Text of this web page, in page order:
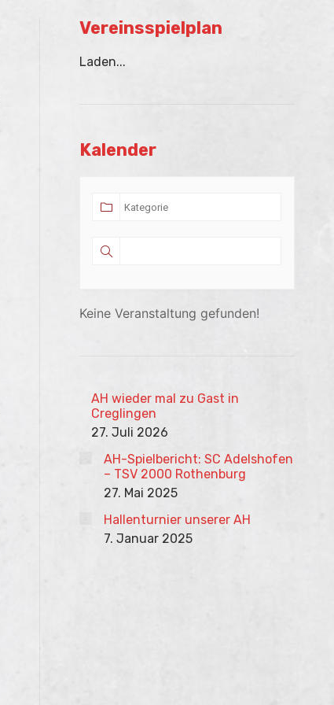
Vereinsspielplan
Laden...
Kalender
Keine Veranstaltung gefunden!
AH wieder mal zu Gast in
Creglingen
27. Juli 2026
AH-Spielbericht: SC Adelshofen
– TSV 2000 Rothenburg
27. Mai 2025
Hallenturnier unserer AH
7. Januar 2025